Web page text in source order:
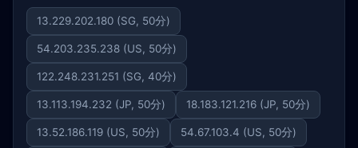
13.229.202.180 (SG, 50分)
54.203.235.238 (US, 50分)
122.248.231.251 (SG, 40分)
13.113.194.232 (JP, 50分) 18.183.121.216 (JP, 50分)
13.52.186.119 (US, 50分) 54.67.103.4 (US, 50分)